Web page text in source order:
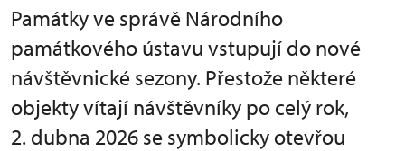
Památky ve správě Národního
památkového ústavu vstupují do nové
návštěvnické sezony. Přestože některé
objekty vítají návštěvníky po celý rok,
2. dubna 2026 se symbolicky otevřou